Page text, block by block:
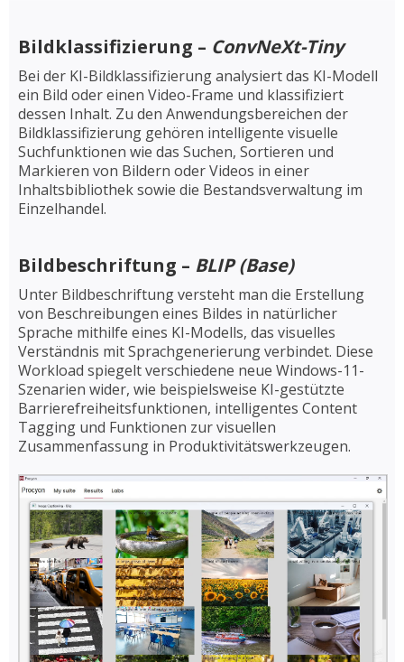
Bildklassifizierung – ConvNeXt-Tiny
Bei der KI-Bildklassifizierung analysiert das KI-Modell
ein Bild oder einen Video-Frame und klassifiziert
dessen Inhalt. Zu den Anwendungsbereichen der
Bildklassifizierung gehören intelligente visuelle
Suchfunktionen wie das Suchen, Sortieren und
Markieren von Bildern oder Videos in einer
Inhaltsbibliothek sowie die Bestandsverwaltung im
Einzelhandel.
Bildbeschriftung – BLIP (Base)
Unter Bildbeschriftung versteht man die Erstellung
von Beschreibungen eines Bildes in natürlicher
Sprache mithilfe eines KI-Modells, das visuelles
Verständnis mit Sprachgenerierung verbindet. Diese
Workload spiegelt verschiedene neue Windows-11-
Szenarien wider, wie beispielsweise KI-gestützte
Barrierefreiheitsfunktionen, intelligentes Content
Tagging und Funktionen zur visuellen
Zusammenfassung in Produktivitätswerkzeugen.